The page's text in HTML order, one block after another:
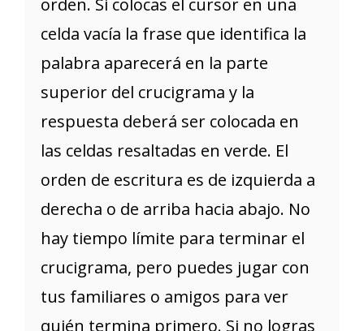
celda vacía la frase que identifica la
palabra aparecerá en la parte
superior del crucigrama y la
respuesta deberá ser colocada en
las celdas resaltadas en verde. El
orden de escritura es de izquierda a
derecha o de arriba hacia abajo. No
hay tiempo límite para terminar el
crucigrama, pero puedes jugar con
tus familiares o amigos para ver
quién termina primero. Si no logras